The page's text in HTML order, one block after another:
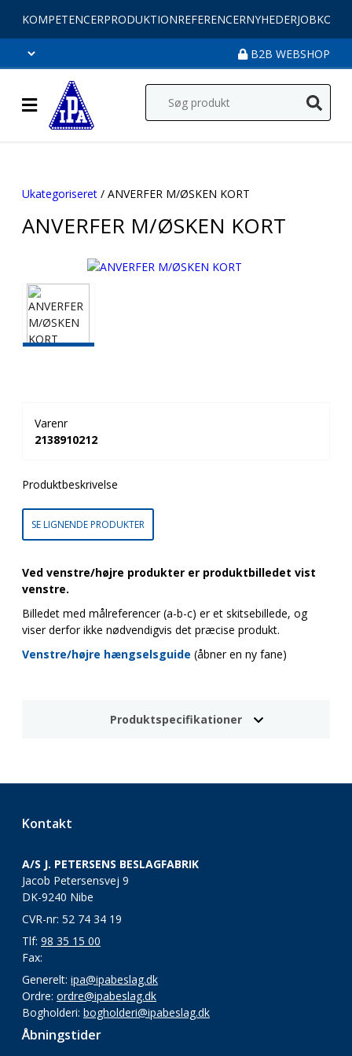
KOMPETENCERPRODUKTIONREFERENCERNYHEDERJOB
B2B WEBSHOP
Ukategoriseret / ANVERFER M/ØSKEN KORT
ANVERFER M/ØSKEN KORT
Varenr
2138910212
Produktbeskrivelse
SE LIGNENDE PRODUKTER
Ved venstre/højre produkter er produktbilledet vist
venstre.
Billedet med målreferencer (a-b-c) er et skitsebillede, og
viser derfor ikke nødvendigvis det præcise produkt.
Venstre/højre hængselsguide (åbner en ny fane)
Produktspecifikationer
Kontakt
A/S J. PETERSENS BESLAGFABRIK
Jacob Petersensvej 9
DK-9240 Nibe
CVR-nr: 52 74 34 19
Tlf: 98 35 15 00
Fax:
Generelt: ipa@ipabeslag.dk
Ordre: ordre@ipabeslag.dk
Bogholderi: bogholderi@ipabeslag.dk
Åbningstider